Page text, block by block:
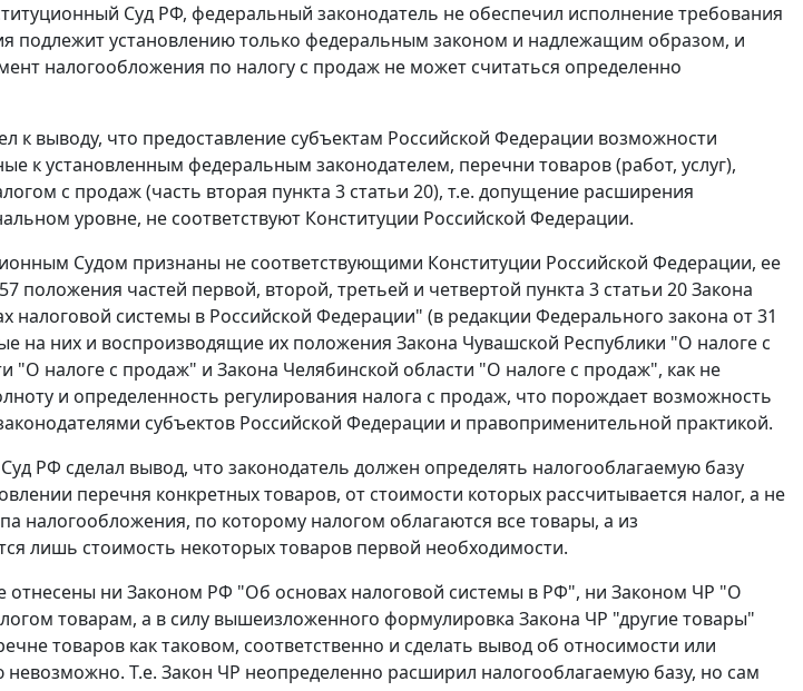
Суд РФ, федеральный законодатель не обеспечил исполнение требования
подлежит установлению только федеральным законом и надлежащим образом, и
налогообложения по налогу с продаж не может считаться определенно
к выводу, что предоставление субъектам Российской Федерации возможности
к установленным федеральным законодателем, перечни товаров (работ, услуг),
с продаж (часть вторая пункта 3 статьи 20), т.е. допущение расширения
уровне, не соответствуют Конституции Российской Федерации.
Судом признаны не соответствующими Конституции Российской Федерации, ее
57 положения частей первой, второй, третьей и четвертой пункта 3 статьи 20Закона
налоговой системы в Российской Федерации" (в редакции Федерального закона от 31
на них и воспроизводящие их положения Закона Чувашской Республики "О налоге с
"О налоге с продаж" и Закона Челябинской области "О налоге с продаж", как не
и определенность регулирования налога с продаж, что порождает возможность
субъектов Российской Федерации и правоприменительной практикой.
РФ сделал вывод, что законодатель должен определять налогооблагаемую базу
перечня конкретных товаров, от стоимости которых рассчитывается налог, а не
налогообложения, по которому налогом облагаются все товары, а из
лишь стоимость некоторых товаров первой необходимости.
отнесены ни Законом РФ "Об основах налоговой системы в РФ", ни Законом ЧР "О
товарам, а в силу вышеизложенного формулировка Закона ЧР "другие товары"
товаров как таковом, соответственно и сделать вывод об относимости или
невозможно. Т.е. Закон ЧР неопределенно расширил налогооблагаемую базу, но сам